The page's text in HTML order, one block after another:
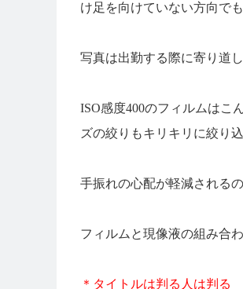
け足を向けていない方向で
写真は出勤する際に寄り道
ISO感度400のフィルムはこ
ズの絞りもキリキリに絞り
手振れの心配が軽減される
フィルムと現像液の組み合
＊タイトルは判る人は判る